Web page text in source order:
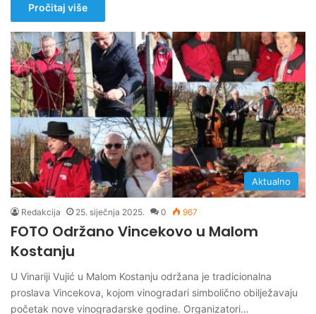
Pročitaj više
Aktualno
Redakcija 25. siječnja 2025. 0 967
FOTO Održano Vincekovo u Malom
Kostanju
U Vinariji Vujić u Malom Kostanju održana je tradicionalna
proslava Vincekova, kojom vinogradari simbolično obilježavaju
početak nove vinogradarske godine. Organizatori…